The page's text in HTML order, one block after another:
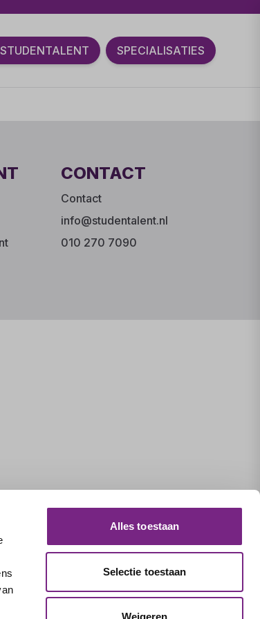
Alles toestaan
Selectie toestaan
Weigeren
SPECIALISATIES
CONTACT
Contact
info@studentalent.nl
010 270 7090